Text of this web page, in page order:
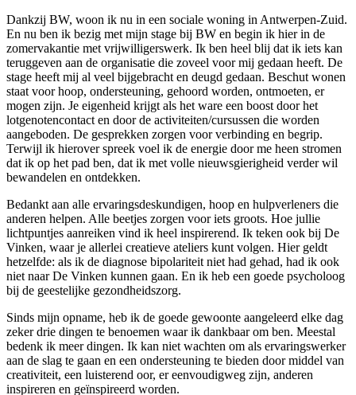
Dankzij BW, woon ik nu in een sociale woning in Antwerpen-Zuid.
En nu ben ik bezig met mijn stage bij BW en begin ik hier in de
zomervakantie met vrijwilligerswerk. Ik ben heel blij dat ik iets kan
teruggeven aan de organisatie die zoveel voor mij gedaan heeft. De
stage heeft mij al veel bijgebracht en deugd gedaan. Beschut wonen
staat voor hoop, ondersteuning, gehoord worden, ontmoeten, er
mogen zijn. Je eigenheid krijgt als het ware een boost door het
lotgenotencontact en door de activiteiten/cursussen die worden
aangeboden. De gesprekken zorgen voor verbinding en begrip.
Terwijl ik hierover spreek voel ik de energie door me heen stromen
dat ik op het pad ben, dat ik met volle nieuwsgierigheid verder wil
bewandelen en ontdekken.
Bedankt aan alle ervaringsdeskundigen, hoop en hulpverleners die
anderen helpen. Alle beetjes zorgen voor iets groots. Hoe jullie
lichtpuntjes aanreiken vind ik heel inspirerend. Ik teken ook bij De
Vinken, waar je allerlei creatieve ateliers kunt volgen. Hier geldt
hetzelfde: als ik de diagnose bipolariteit niet had gehad, had ik ook
niet naar De Vinken kunnen gaan. En ik heb een goede psycholoog
bij de geestelijke gezondheidszorg.
Sinds mijn opname, heb ik de goede gewoonte aangeleerd elke dag
zeker drie dingen te benoemen waar ik dankbaar om ben. Meestal
bedenk ik meer dingen. Ik kan niet wachten om als ervaringswerker
aan de slag te gaan en een ondersteuning te bieden door middel van
creativiteit, een luisterend oor, er eenvoudigweg zijn, anderen
inspireren en geïnspireerd worden.